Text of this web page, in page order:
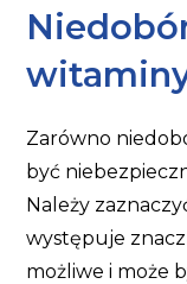
Zarówno
być
Należy
występuje
możliwe i może